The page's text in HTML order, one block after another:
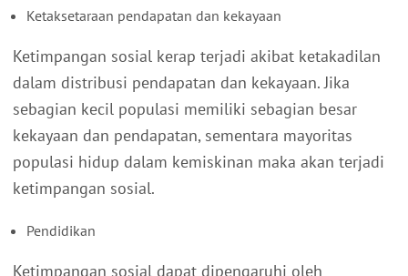
Ketaksetaraan pendapatan dan kekayaan
Ketimpangan sosial kerap terjadi akibat ketakadilan
dalam distribusi pendapatan dan kekayaan. Jika
sebagian kecil populasi memiliki sebagian besar
kekayaan dan pendapatan, sementara mayoritas
populasi hidup dalam kemiskinan maka akan terjadi
ketimpangan sosial.
Pendidikan
Ketimpangan sosial dapat dipengaruhi oleh